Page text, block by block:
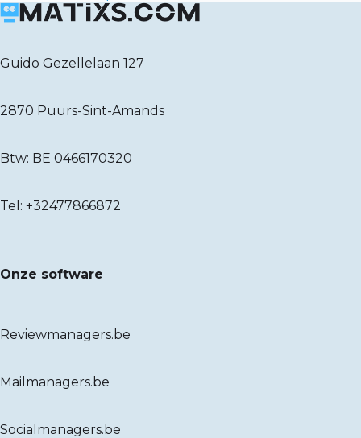
Guido Gezellelaan 127
2870 Puurs-Sint-Amands
Btw: BE 0466170320
Tel: +32477866872
Onze software
Reviewmanagers.be
Mailmanagers.be
Socialmanagers.be